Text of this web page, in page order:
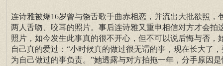
连诗雅被爆16岁曾与饶舌歌手曲赤相恋，并流出大批欲照，
两人舌吻、咬耳的照片。事后连诗雅又重申相信对方才会拍
照片，如今发生此事真的很不开心，但不可以说后悔与否，
自己真的爱过：“小时候真的做过很无谓的事，现在长大了，
为自己做过的事负责。”她透露与对方拍拖一年，分手原因是